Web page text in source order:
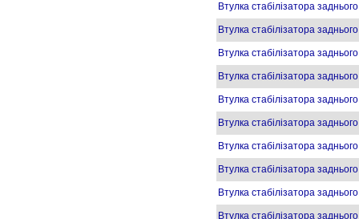
Втулка стабілізатора
Втулка стабілізатора
Втулка стабілізатора
Втулка стабілізатора
Втулка стабілізатора
Втулка стабілізатора
Втулка стабілізатора
Втулка стабілізатора
Втулка стабілізатора
Втулка стабілізатора